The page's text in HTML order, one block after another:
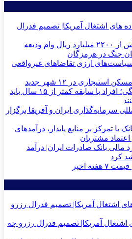
های اشتغال آمریکا| تصمیم فدرال
تسهیل در پرداخت بیش از ۲۲۰۰ میلیارد ریال وام ودیعه
جنگ در هرمزگان
ارزی تقاضاهای غیرواقعی
در ۱۲ شهر جدید
قانون جدید بازنشستگی؛ افراد با سابقه کمتر از ۱۵ سال باید
سرمایه‌گذاری ایران و آفریقا برگزار
با تمرکز بر منابع پایدار، درآمدهای
مشتریان
مالی بانک صادرات ایران| درآمد
اخیر
اشتغال آمریکا| تصمیم فدرال رزرو چه